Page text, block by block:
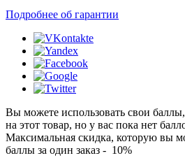
Подробнее об гарантии
Вы можете использовать свои
на этот товар, но у вас пока нет
Максимальная скидка, которую вы
баллы за один заказ - 10%